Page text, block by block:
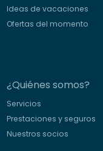
Ideas de vacaciones
Ofertas del momento
¿Quiénes somos?
Servicios
Prestaciones y seguros
Nuestros socios